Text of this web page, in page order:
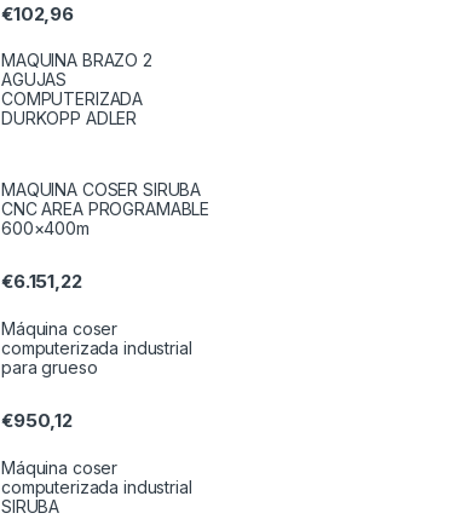
€102,96
MAQUINA BRAZO 2
AGUJAS
COMPUTERIZADA
DURKOPP ADLER
MAQUINA COSER SIRUBA
CNC AREA PROGRAMABLE
600×400m
€6.151,22
Máquina coser
computerizada industrial
para grueso
€950,12
Máquina coser
computerizada industrial
SIRUBA